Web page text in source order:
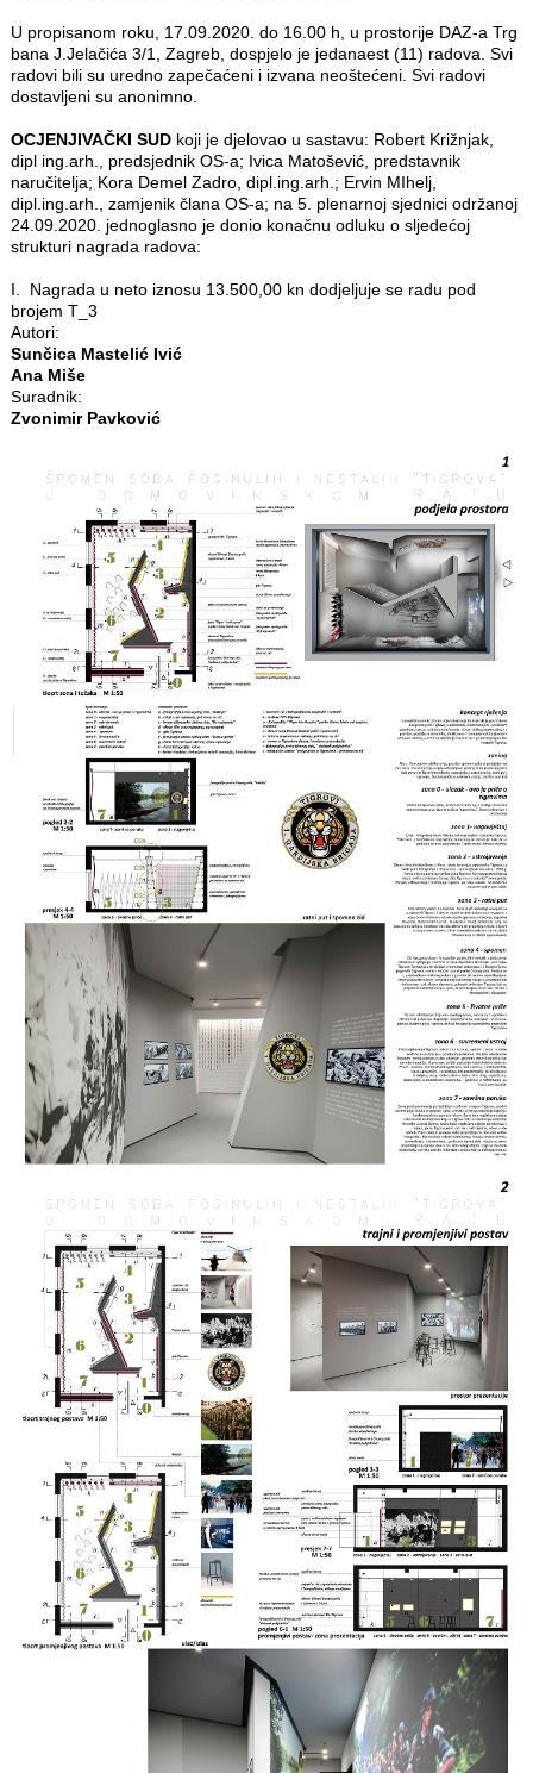
U propisanom roku, 17.09.2020. do 16.00 h, u prostorije DAZ-a Trg
bana J.Jelačića 3/1, Zagreb, dospjelo je jedanaest (11) radova. Svi
radovi bili su uredno zapečaćeni i izvana neoštećeni. Svi radovi
dostavljeni su anonimno.
OCJENJIVAČKI SUD koji je djelovao u sastavu: Robert Križnjak,
dipl ing.arh., predsjednik OS-a; Ivica Matošević, predstavnik
naručitelja; Kora Demel Zadro, dipl.ing.arh.; Ervin MIhelj,
dipl.ing.arh., zamjenik člana OS-a; na 5. plenarnoj sjednici održanoj
24.09.2020. jednoglasno je donio konačnu odluku o sljedećoj
strukturi nagrada radova:
I. Nagrada u neto iznosu 13.500,00 kn dodjeljuje se radu pod
brojem T_3
Autori:
Sunčica Mastelić Ivić
Ana Miše
Suradnik:
Zvonimir Pavković